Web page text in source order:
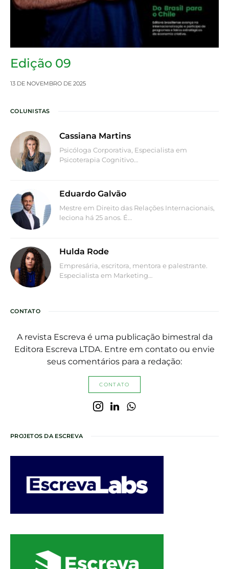
Edição 09
13 DE NOVEMBRO DE 2025
COLUNISTAS
Cassiana Martins
Psicóloga Corporativa, Especialista em
Psicoterapia Cognitivo…
Eduardo Galvão
Mestre em Direito das Relações Internacionais,
leciona há 25 anos. É…
Hulda Rode
Empresária, escritora, mentora e palestrante.
Especialista em Marketing…
CONTATO
A revista Escreva é uma publicação bimestral da
Editora Escreva LTDA. Entre em contato ou envie
seus comentários para a redação:
CONTATO
PROJETOS DA ESCREVA